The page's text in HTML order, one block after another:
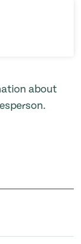
about